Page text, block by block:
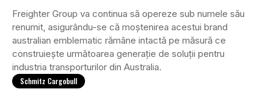
Freighter Group va continua să opereze sub numele său
renumit, asigurându-se că moștenirea acestui brand
australian emblematic rămâne intactă pe măsură ce
construiește următoarea generație de soluții pentru
industria transporturilor din Australia.
Schmitz Cargobull